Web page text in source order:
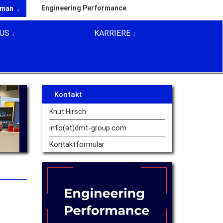
Engineering Performance
KARRIERE
Kontakt
Knut Hirsch
info(at)dmt-group.com
Kontaktformular